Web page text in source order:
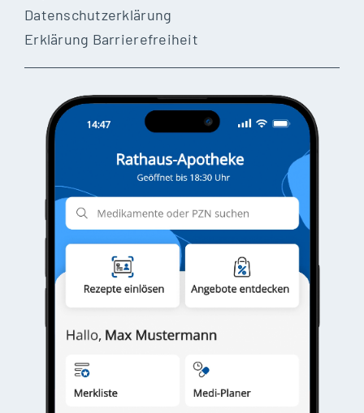
Datenschutzerklärung
Erklärung Barrierefreiheit